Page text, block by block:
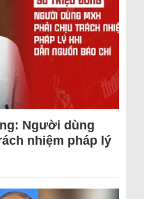
Người dùng
nhiệm pháp lý